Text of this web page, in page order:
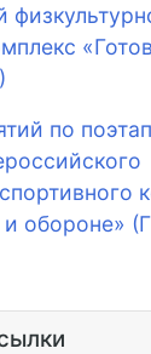
по
и обороне»